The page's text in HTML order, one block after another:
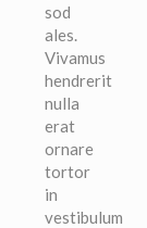
sod
ales.
Vivamus
hendrerit
nulla
erat
ornare
tortor
in
vestibulum